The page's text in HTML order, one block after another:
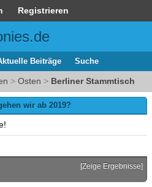
Registrieren
Beiträge Suche
> Osten > Berliner Stammtisch
wir ab 2019?
[Zeige Ergebnisse]